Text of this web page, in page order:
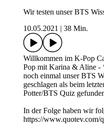
Wir testen unser BTS
10.05.2021
38 Min.
Willkommen im K-Pop
Pop mit Karina & Aline -
noch einmal unser BTS
geschlagen als beim
Potter/BTS Quiz
In der Folge haben wir
https://www.quotev.com/